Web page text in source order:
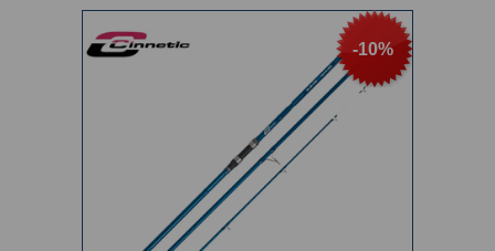
-10%